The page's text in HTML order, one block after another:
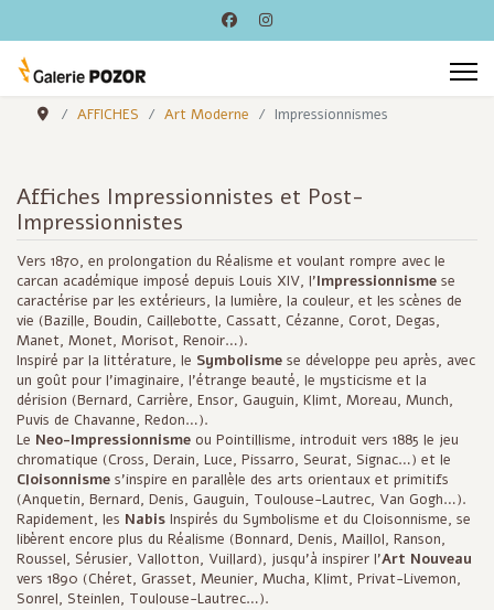
AFFICHES Art Moderne Impressionnismes
Affiches Impressionnistes et Post-
Impressionnistes
Vers 1870, en prolongation du Réalisme et voulant rompre avec le
carcan académique imposé depuis Louis XIV, l'Impressionnisme se
caractérise par les extérieurs, la lumière, la couleur, et les scènes de
vie (Bazille, Boudin, Caillebotte, Cassatt, Cézanne, Corot, Degas,
Manet, Monet, Morisot, Renoir…).
Inspiré par la littérature, le Symbolisme se développe peu après, avec
un goût pour l'imaginaire, l'étrange beauté, le mysticisme et la
dérision (Bernard, Carrière, Ensor, Gauguin, Klimt, Moreau, Munch,
Puvis de Chavanne, Redon…).
Le Neo-Impressionnisme ou Pointillisme, introduit vers 1885 le jeu
chromatique (Cross, Derain, Luce, Pissarro, Seurat, Signac…) et le
Cloisonnisme s'inspire en parallèle des arts orientaux et primitifs
(Anquetin, Bernard, Denis, Gauguin, Toulouse-Lautrec, Van Gogh…).
Rapidement, les Nabis Inspirés du Symbolisme et du Cloisonnisme, se
libèrent encore plus du Réalisme (Bonnard, Denis, Maillol, Ranson,
Roussel, Sérusier, Vallotton, Vuillard), jusqu'à inspirer l'Art Nouveau
vers 1890 (Chéret, Grasset, Meunier, Mucha, Klimt, Privat-Livemon,
Sonrel, Steinlen, Toulouse-Lautrec…).